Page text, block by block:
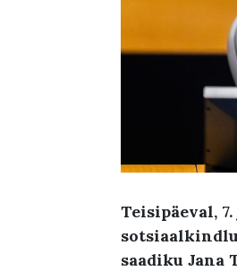
Teisipäeval,
saadiku Jana